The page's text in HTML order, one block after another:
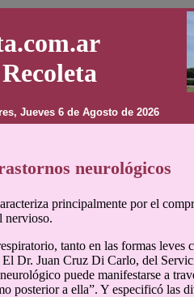
Jueves 6 de Agosto de 2026
neurológicos
principalmente por el
nervioso.
tanto en las formas leves
Dr. Juan Cruz Di Carlo, del
puede manifestarse a
posterior a ella”. Y especificó las